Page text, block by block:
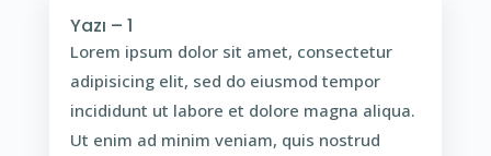
Yazı – 1
Lorem ipsum dolor sit amet, consectetur
adipisicing elit, sed do eiusmod tempor
incididunt ut labore et dolore magna aliqua.
Ut enim ad minim veniam, quis nostrud